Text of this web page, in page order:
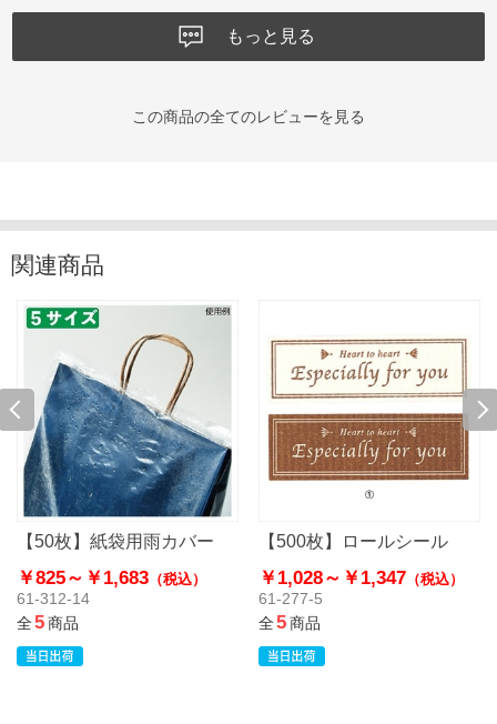
もっと見る
この商品の全てのレビューを見る
関連商品
【50枚】紙袋用雨カバー
￥825～ ￥1,683 （税込）
61-312-14
全5商品
【500枚】ロールシール
￥1,028～ ￥1,347 （税込）
61-277-5
全5商品